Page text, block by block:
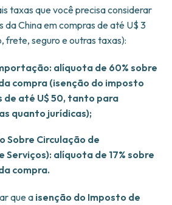
taxas que você precisa considerar
China em compras de até U$ 3
frete, seguro e outras taxas):
alíquota de 60% sobre
compra (isenção do imposto
de até U$ 50, tanto para
quanto jurídicas);
Sobre Circulação de
Serviços): alíquota de 17% sobre
compra.
que a isenção do Imposto de